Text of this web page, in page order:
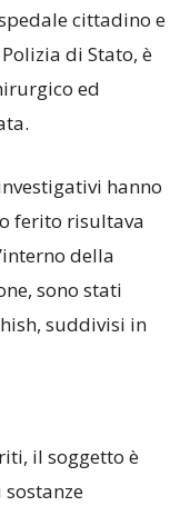
cittadino e
di Stato, è
ed
hanno
ferito risultava
della
sono stati
suddivisi in
il soggetto è